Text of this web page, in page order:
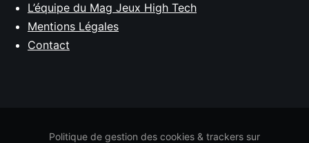
L’équipe du Mag Jeux High Tech
Mentions Légales
Contact
Politique de gestion des cookies & trackers sur